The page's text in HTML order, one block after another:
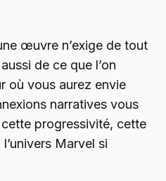
œuvre n’exige de tout
de ce que l’on
où vous aurez envie
narratives vous
progressivité, cette
Marvel si